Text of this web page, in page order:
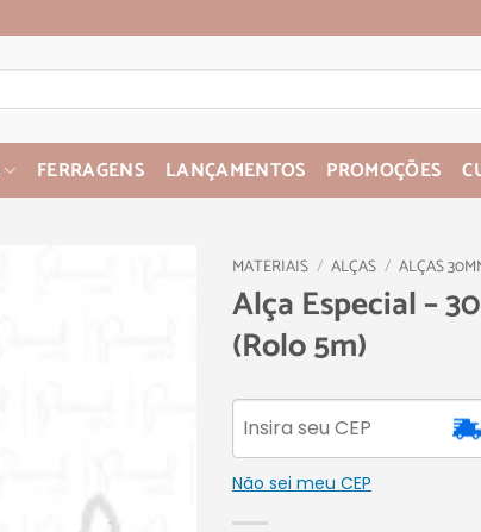
FERRAGENS LANÇAMENTOS PROMOÇÕES
MATERIAIS / ALÇAS / ALÇAS
Alça Especial –
(Rolo 5m)
Não sei meu CEP